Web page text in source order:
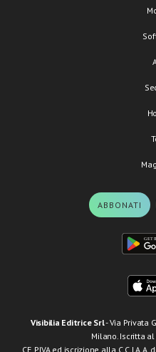
ABBONATI
Visibilia Editrice Srl- Via Privata
Milano. Iscritta al
CF, P.IVA ed iscrizione alla